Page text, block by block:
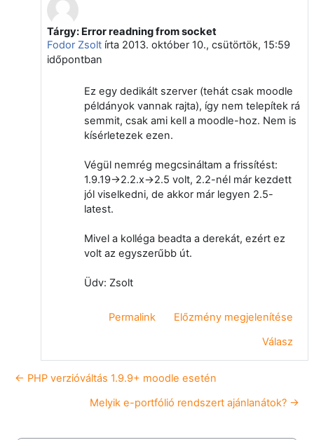
Válasz erre: Vágvölgyi Csaba
Tárgy: Error readning from socket
Fodor Zsoltírta 2013. október 10., csütörtök, 15:59
időpontban
Ez egy dedikált szerver (tehát csak moodle
példányok vannak rajta), így nem telepítek rá
semmit, csak ami kell a moodle-hoz. Nem is
kísérletezek ezen.
Végül nemrég megcsináltam a frissítést:
1.9.19->2.2.x->2.5 volt, 2.2-nél már kezdett
jól viselkedni, de akkor már legyen 2.5-
latest.
Mivel a kolléga beadta a derekát, ezért ez
volt az egyszerűbb út.
Üdv: Zsolt
Permalink
Előzmény megjelenítése
Válasz
← PHP verzióváltás 1.9.9+ moodle esetén
Melyik e-portfólió rendszert ajánlanátok? →